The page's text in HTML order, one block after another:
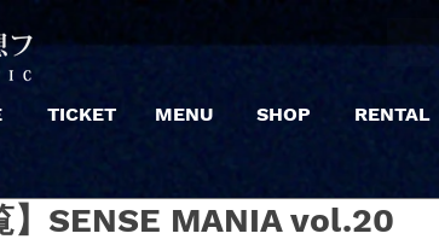
TICKET MENU SHOP RENTAL
】SENSE MANIA vol.20